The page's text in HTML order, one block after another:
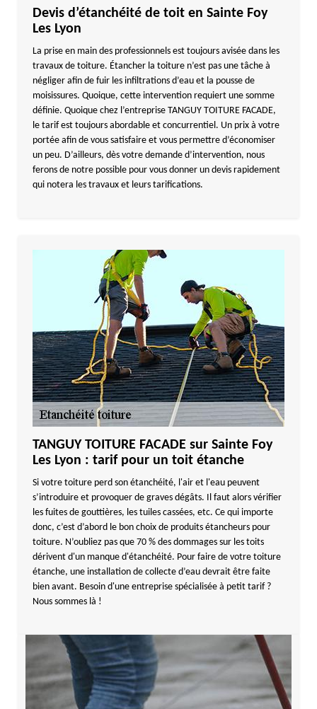
Devis d’étanchéité de toit en Sainte Foy
Les Lyon
La prise en main des professionnels est toujours avisée dans les
travaux de toiture. Étancher la toiture n’est pas une tâche à
négliger afin de fuir les infiltrations d’eau et la pousse de
moisissures. Quoique, cette intervention requiert une somme
définie. Quoique chez l’entreprise TANGUY TOITURE FACADE,
le tarif est toujours abordable et concurrentiel. Un prix à votre
portée afin de vous satisfaire et vous permettre d’économiser
un peu. D’ailleurs, dès votre demande d’intervention, nous
ferons de notre possible pour vous donner un devis rapidement
qui notera les travaux et leurs tarifications.
TANGUY TOITURE FACADE sur Sainte Foy
Les Lyon : tarif pour un toit étanche
Si votre toiture perd son étanchéité, l'air et l'eau peuvent
s’introduire et provoquer de graves dégâts. Il faut alors vérifier
les fuites de gouttières, les tuiles cassées, etc. Ce qui importe
donc, c’est d’abord le bon choix de produits étancheurs pour
toiture. N’oubliez pas que 70 % des dommages sur les toits
dérivent d'un manque d'étanchéité. Pour faire de votre toiture
étanche, une installation de collecte d’eau devrait être faite
bien avant. Besoin d'une entreprise spécialisée à petit tarif ?
Nous sommes là !